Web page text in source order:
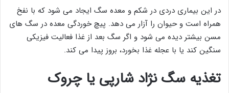
در این بیماری دردی در شکم و معده سگ ایجاد می شود که با نفخ
همراه است و حیوان را آزار می دهد. پیچ خوردگی معده در سگ های
مسن بیشتر دیده می شود و اگر سگ بعد از غذا فعالیت فیزیکی
سنگین کند یا با عجله غذا بخورد، بروز پیدا می کند.
تغذیه سگ نژاد شارپی یا چروک